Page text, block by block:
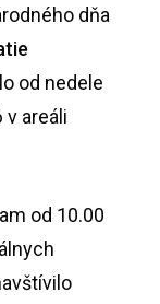
dňa
od nedele
v areáli
od 10.00